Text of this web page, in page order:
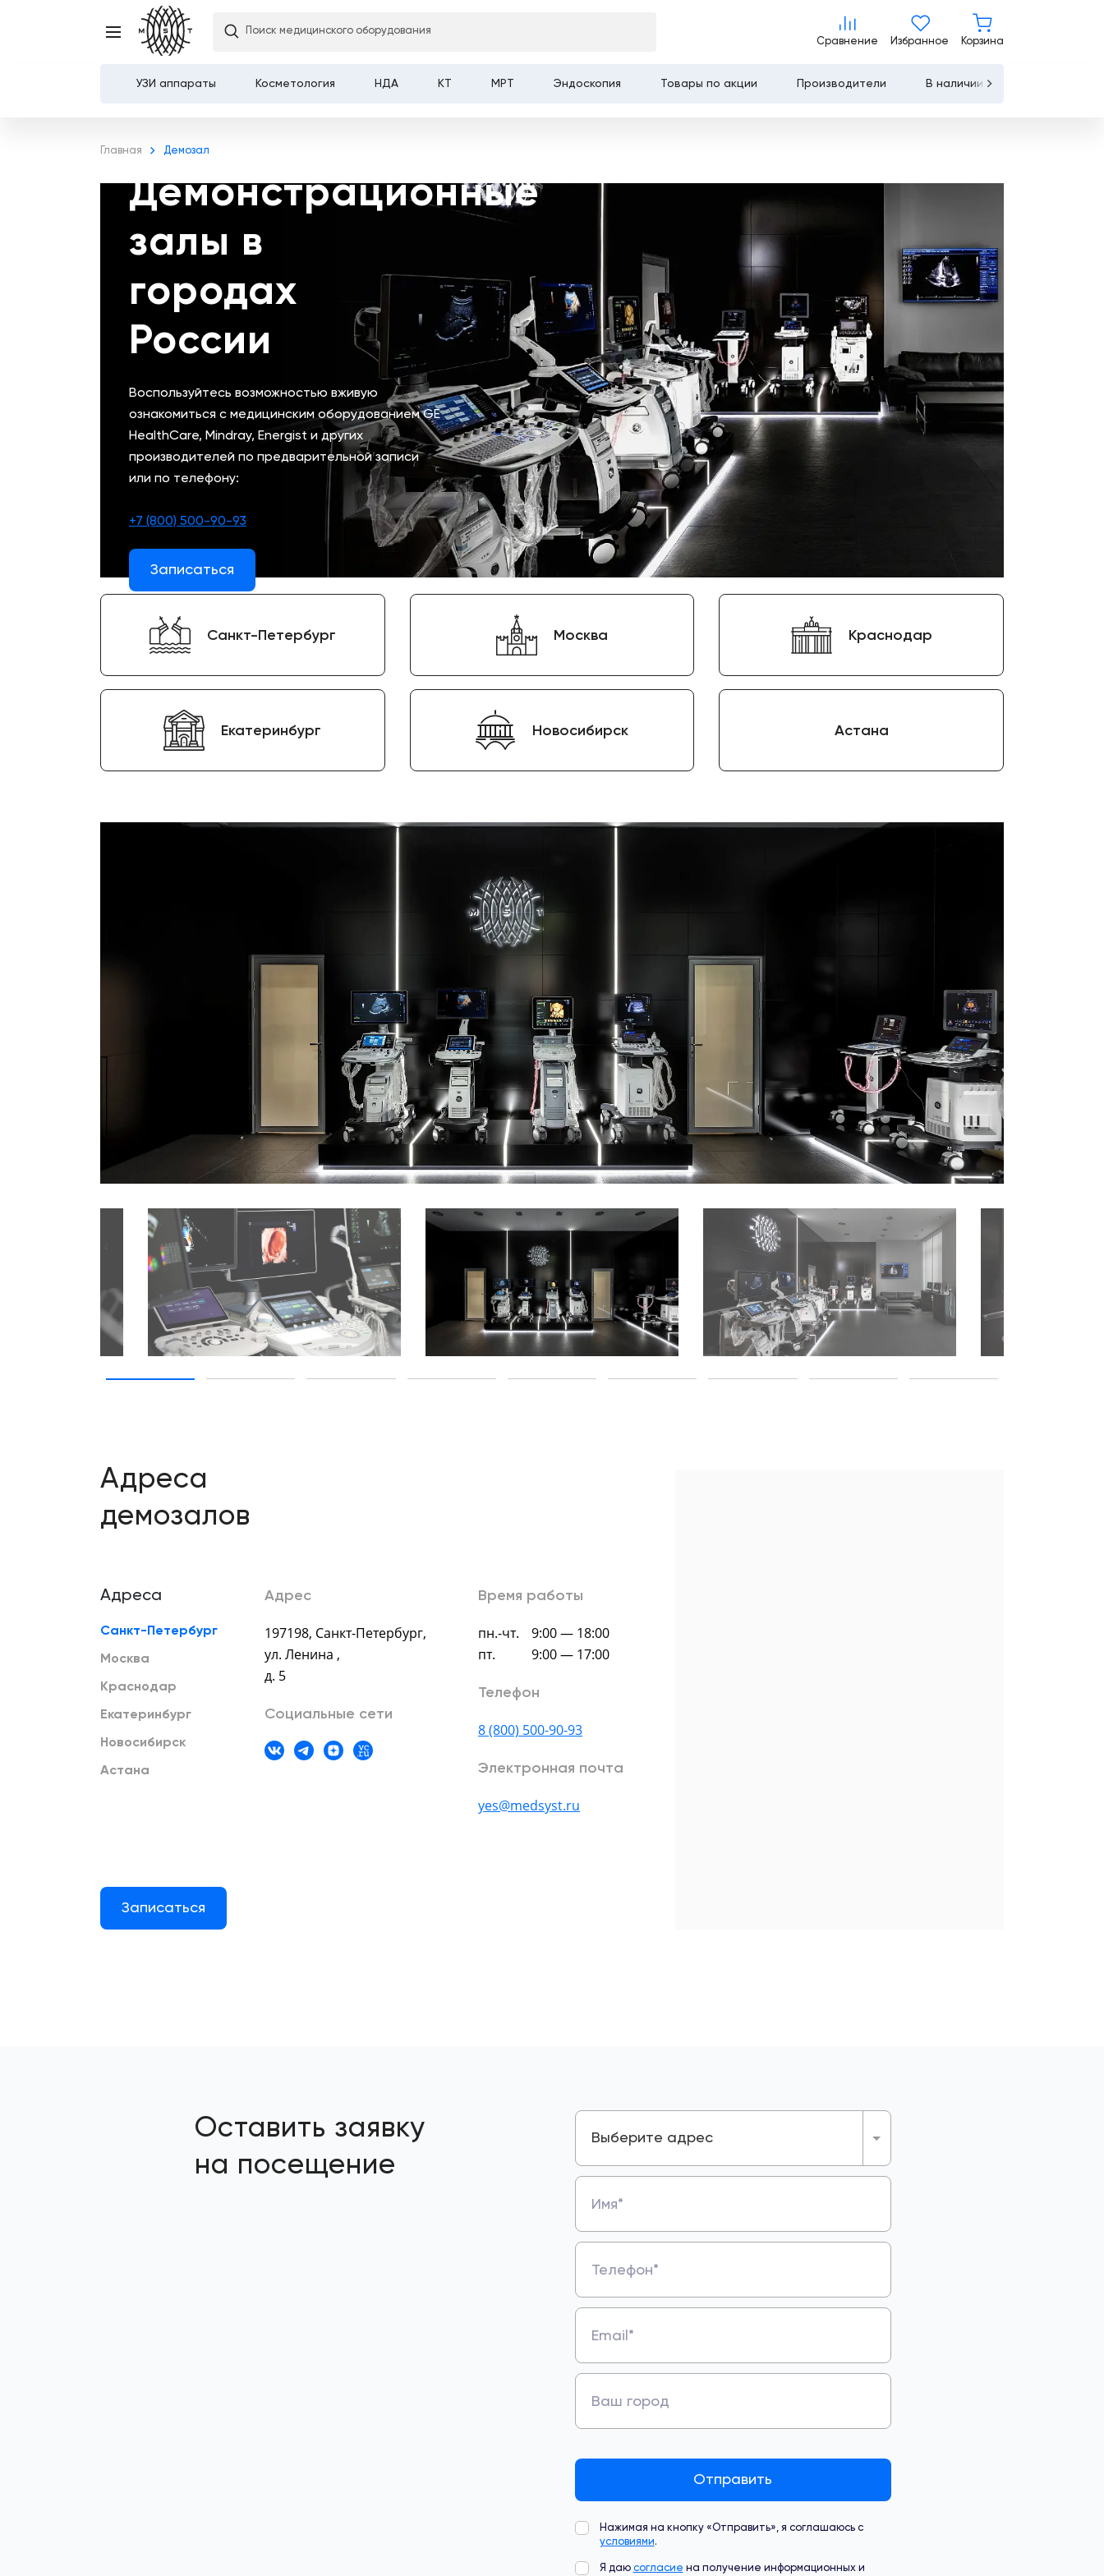
Сервисное
обслуживание
Цифровизация
медицинского
бизнеса
Доставка и оплата
8 (800) 500-90-93
Поиск медицинского оборудования
Сравнение
Сравнение
Избранное Корзина
УЗИ аппараты Косметология НДА КТ МРТ Эндоскопия Товары по акции Производители В наличии
Главная Демозал
Демонстрационные
залы в
городах
России
Воспользуйтесь возможностью вживую
ознакомиться с медицинским оборудованием GE
HealthCare, Mindray, Energist и других
производителей по предварительной записи
или по телефону:
+7 (800) 500-90-93
Записаться
Санкт-Петербург Москва Краснодар
Екатеринбург Новосибирск Астана
Адреса
демозалов
Адреса
Санкт-Петербург
Москва
Краснодар
Екатеринбург
Новосибирск
Астана
Адрес
197198, Санкт-Петербург,
ул. Ленина ,
д. 5
Социальные сети
Время работы
пн.-чт.
пт.
9:00 — 18:00
9:00 — 17:00
Телефон
8 (800) 500-90-93
Электронная почта
yes@medsyst.ru
Записаться
Оставить заявку
на посещение
Выберите адрес
Имя*
Телефон*
Email*
Ваш город
Отправить
Нажимая на кнопку «Отправить», я соглашаюсь с
условиями.
Я даю согласие на получение информационных и